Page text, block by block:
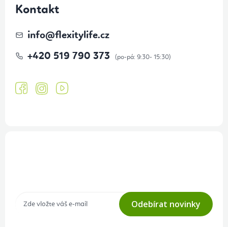
Kontakt
info@flexitylife.cz
+420 519 790 373
Odebírat novinky